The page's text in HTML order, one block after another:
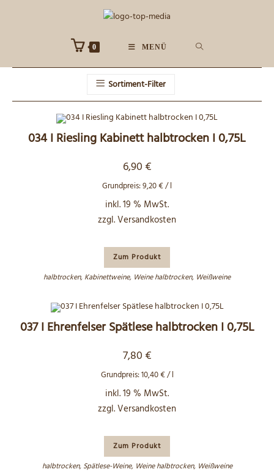
0 MENÜ
Sortiment-Filter
034 I Riesling Kabinett halbtrocken I 0,75L
6,90 €
Grundpreis:9,20€/l
inkl. 19 % MwSt.
zzgl.Versandkosten
Zum Produkt
halbtrocken, Kabinettweine, Weine halbtrocken, Weißweine
037 I Ehrenfelser Spätlese halbtrocken I 0,75L
7,80 €
Grundpreis:10,40€/l
inkl. 19 % MwSt.
zzgl.Versandkosten
Zum Produkt
halbtrocken, Spätlese-Weine, Weine halbtrocken, Weißweine